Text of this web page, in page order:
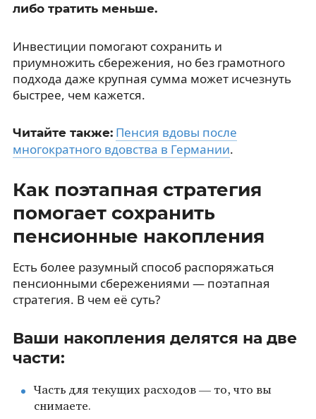
либо тратить меньше.
Инвестиции помогают сохранить и
приумножить сбережения, но без грамотного
подхода даже крупная сумма может исчезнуть
быстрее, чем кажется.
Читайте также: Пенсия вдовы после
многократного вдовства в Германии.
Как поэтапная стратегия
помогает сохранить
пенсионные накопления
Есть более разумный способ распоряжаться
пенсионными сбережениями — поэтапная
стратегия. В чем её суть?
Ваши накопления делятся на две
части:
Часть для текущих расходов — то, что вы
снимаете.